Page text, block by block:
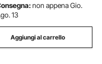
pompa per pcp
non appena Gio.
13
Aggiungi al carrello